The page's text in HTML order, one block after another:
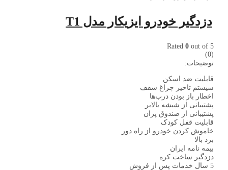
دزدگیر خودرو ایزیکار مدل T1
Rated 0 out of 5
(0)
توضیحات:
قابلیت ضد اسکن
سیستم تاخیر چراغ سقف
اخطار باز بودن درب‌ها
پشتیبانی از شیشه بالابر
پشتیبانی از صندوق پران
قابلیت قفل کودک
خاموش کردن خودرو از راه دور
برد بالا
بیمه نامه ایران
دزدگیر ساخت کره
5 سال خدمات پس از فروش